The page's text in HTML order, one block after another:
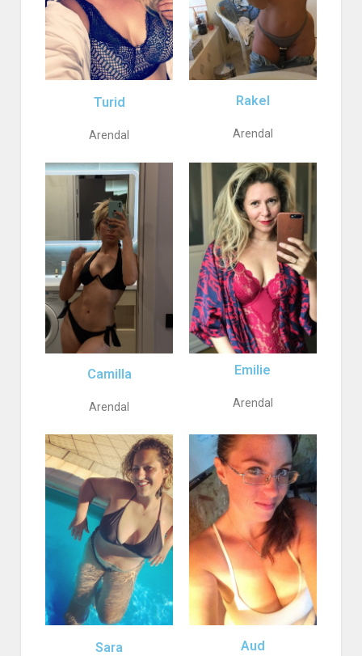
Turid
Arendal
Rakel
Arendal
Camilla
Arendal
Emilie
Arendal
Sara Aud